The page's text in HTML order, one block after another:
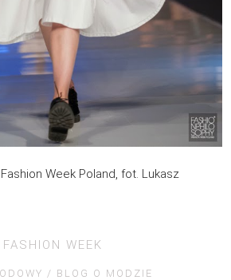
Week Poland, fot. Lukasz
FASHION WEEK
BLOG O MODZIE